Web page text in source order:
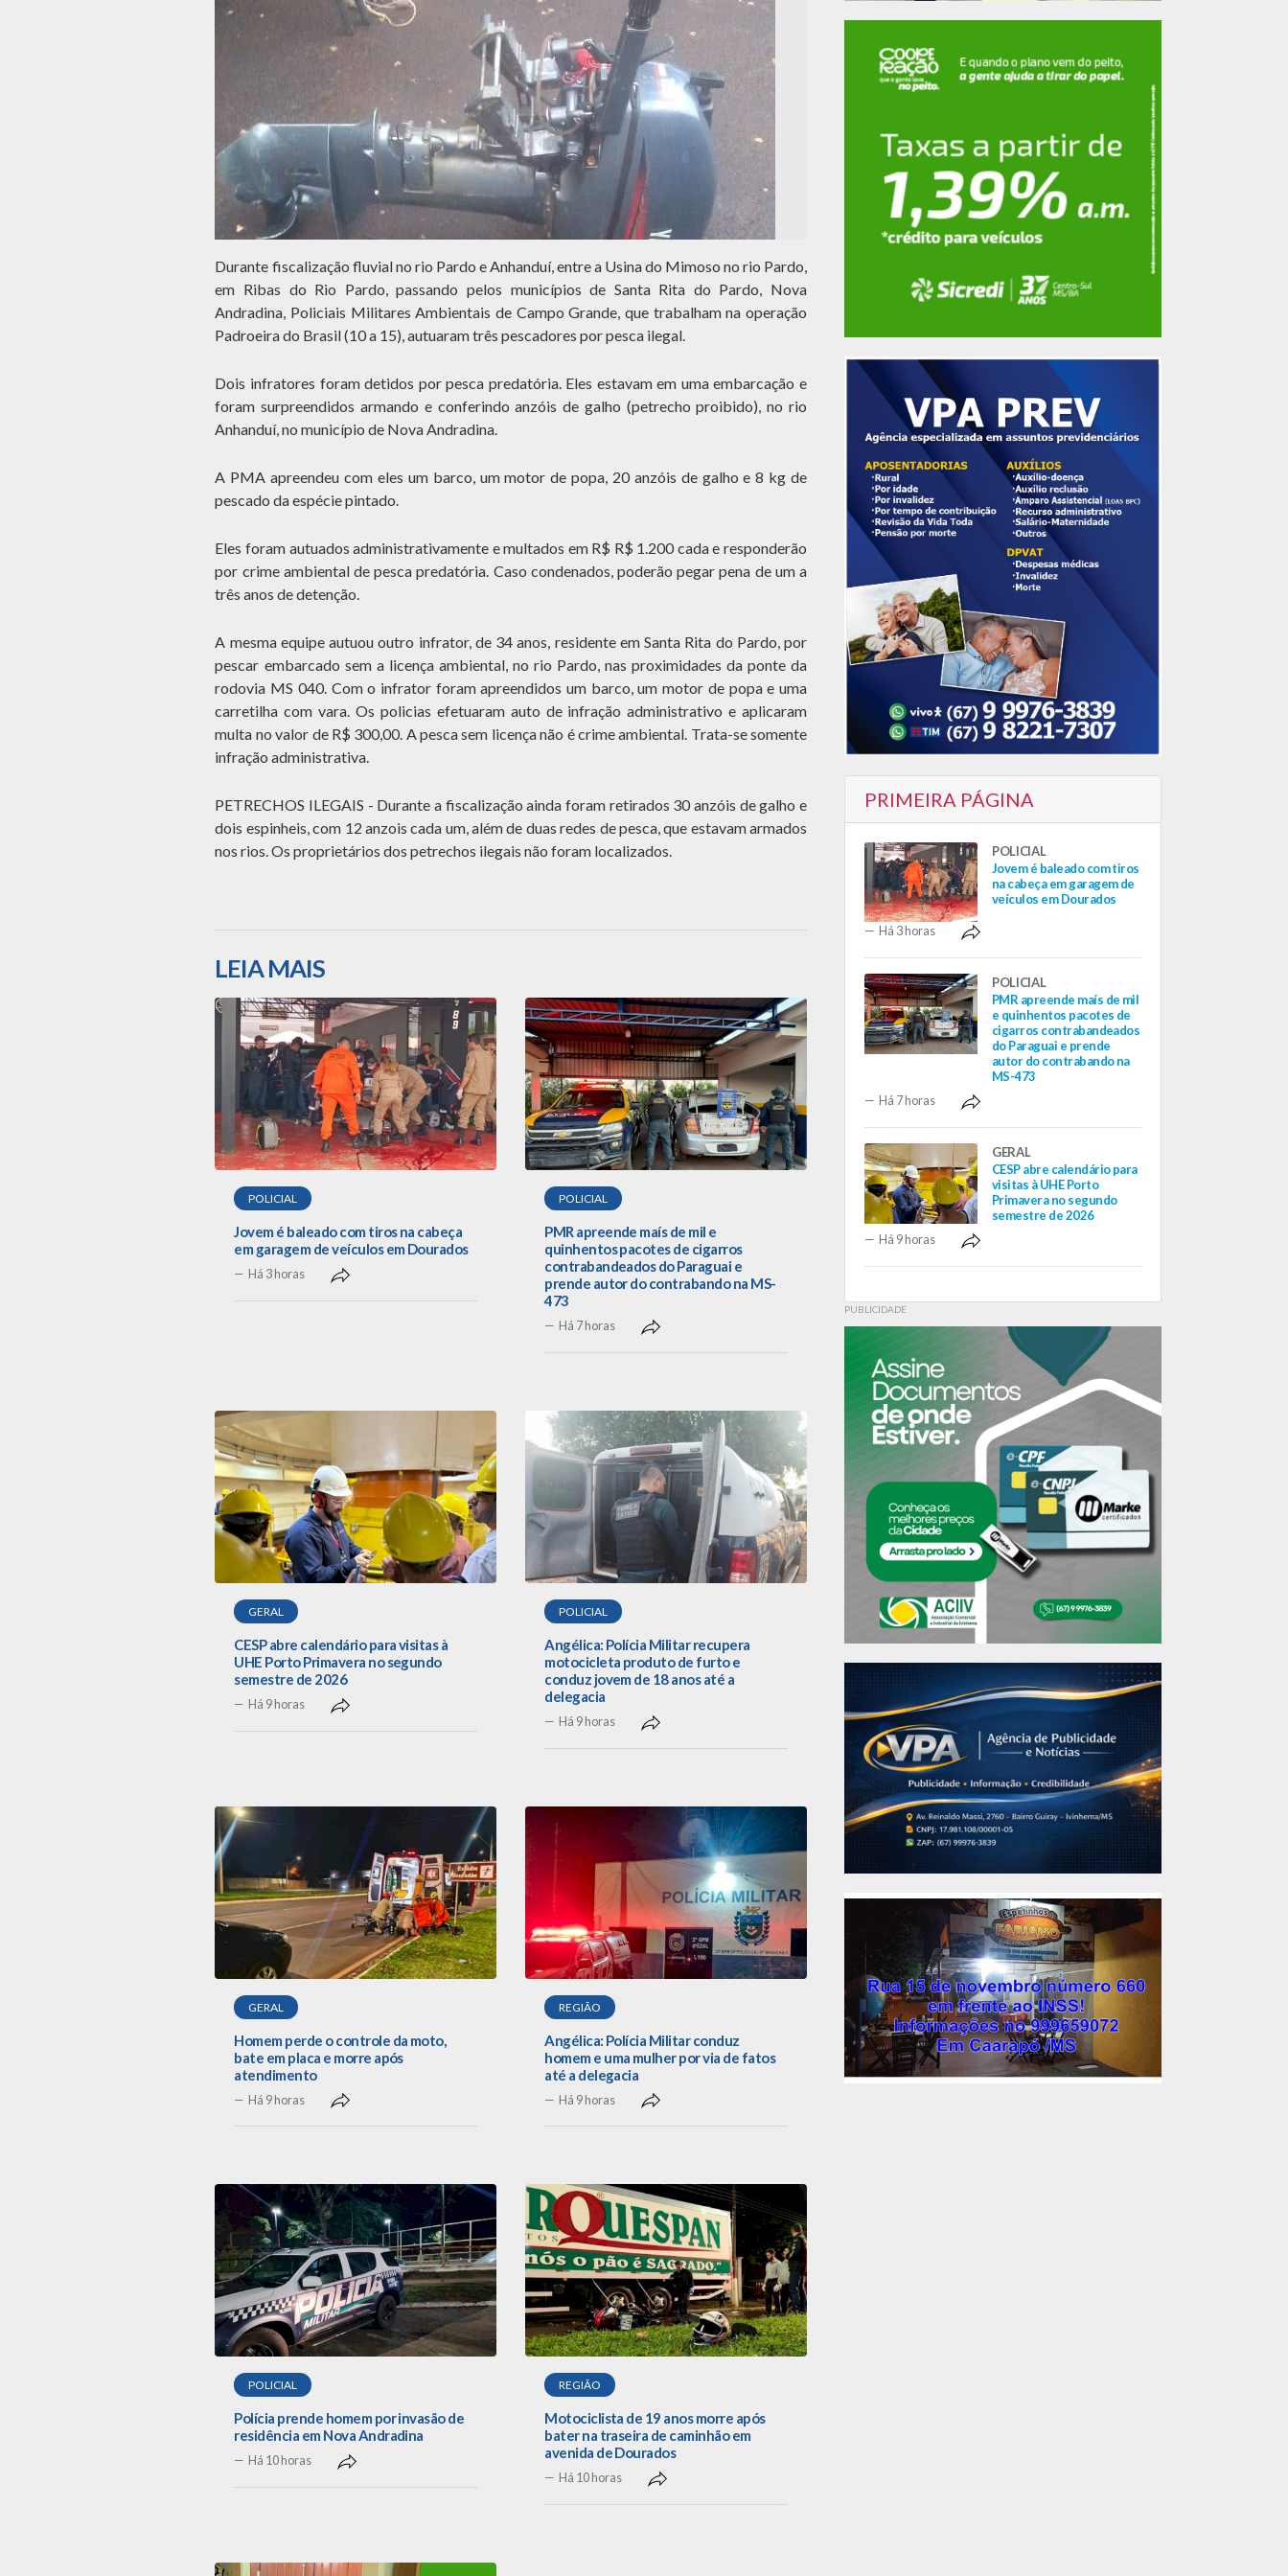
Durante fiscalização fluvial no rio Pardo e Anhanduí, entre a Usina do Mimoso no rio Pardo,
em Ribas do Rio Pardo, passando pelos municípios de Santa Rita do Pardo, Nova
Andradina, Policiais Militares Ambientais de Campo Grande, que trabalham na operação
Padroeira do Brasil (10 a 15), autuaram três pescadores por pesca ilegal.
Dois infratores foram detidos por pesca predatória. Eles estavam em uma embarcação e
foram surpreendidos armando e conferindo anzóis de galho (petrecho proibido), no rio
Anhanduí, no município de Nova Andradina.
A PMA apreendeu com eles um barco, um motor de popa, 20 anzóis de galho e 8 kg de
pescado da espécie pintado.
Eles foram autuados administrativamente e multados em R$ R$ 1.200 cada e responderão
por crime ambiental de pesca predatória. Caso condenados, poderão pegar pena de um a
três anos de detenção.
A mesma equipe autuou outro infrator, de 34 anos, residente em Santa Rita do Pardo, por
pescar embarcado sem a licença ambiental, no rio Pardo, nas proximidades da ponte da
rodovia MS 040. Com o infrator foram apreendidos um barco, um motor de popa e uma
carretilha com vara. Os policias efetuaram auto de infração administrativo e aplicaram
multa no valor de R$ 300,00. A pesca sem licença não é crime ambiental. Trata-se somente
infração administrativa.
PETRECHOS ILEGAIS - Durante a fiscalização ainda foram retirados 30 anzóis de galho e
dois espinheis, com 12 anzois cada um, além de duas redes de pesca, que estavam armados
nos rios. Os proprietários dos petrechos ilegais não foram localizados.
LEIA MAIS
POLICIAL
Jovem é baleado com tiros na cabeça
em garagem de veículos em Dourados
Há 3 horas
POLICIAL
PMR apreende maís de mil e
quinhentos pacotes de cigarros
contrabandeados do Paraguai e
prende autor do contrabando na MS-
473
Há 7 horas
GERAL
CESP abre calendário para visitas à
UHE Porto Primavera no segundo
semestre de 2026
Há 9 horas
POLICIAL
Angélica: Polícia Militar recupera
motocicleta produto de furto e
conduz jovem de 18 anos até a
delegacia
Há 9 horas
GERAL
Homem perde o controle da moto,
bate em placa e morre após
atendimento
Há 9 horas
REGIÃO
Angélica: Polícia Militar conduz
homem e uma mulher por via de fatos
até a delegacia
Há 9 horas
POLICIAL
Polícia prende homem por invasão de
residência em Nova Andradina
Há 10 horas
REGIÃO
Motociclista de 19 anos morre após
bater na traseira de caminhão em
avenida de Dourados
Há 10 horas
PRIMEIRA PÁGINA
POLICIAL
Jovem é baleado com tiros
na cabeça em garagem de
veículos em Dourados
Há 3 horas
POLICIAL
PMR apreende maís de mil
e quinhentos pacotes de
cigarros contrabandeados
do Paraguai e prende
autor do contrabando na
MS-473
Há 7 horas
GERAL
CESP abre calendário para
visitas à UHE Porto
Primavera no segundo
semestre de 2026
Há 9 horas
PUBLICIDADE